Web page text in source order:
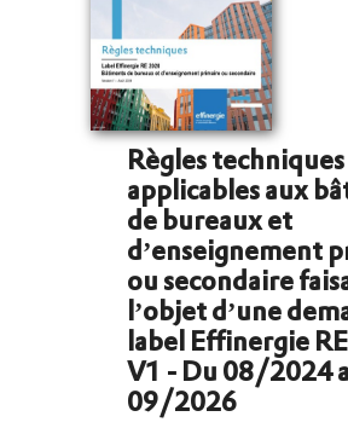
Règles techniques
applicables aux
de bureaux et
d’enseignement
ou secondaire
l’objet d’une
label Effinergie
V1 - Du 08/2024
09/2026